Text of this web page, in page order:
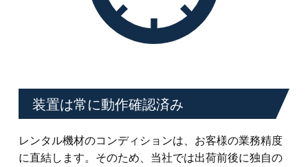
装置は常に動作確認済み
レンタル機材のコンディションは、お客様の業務精度
に直結します。そのため、当社では出荷前後に独自の